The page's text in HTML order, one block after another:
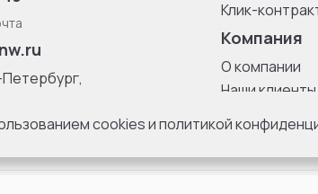
с 10:00 до
Клик-
Компания
О компании
Наши клиенты
cookies и политикой